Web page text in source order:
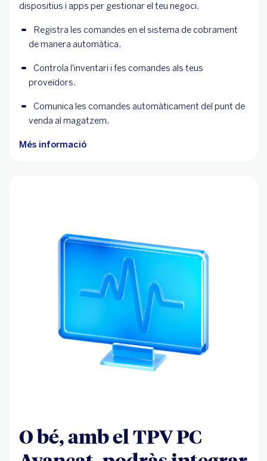
dispositius i apps per gestionar el teu negoci.
Registra les comandes en el sistema de cobrament
de manera automàtica.
Controla l'inventari i fes comandes als teus
proveïdors.
Comunica les comandes automàticament del punt de
venda al magatzem.
Més informació
O bé, amb el TPV PC